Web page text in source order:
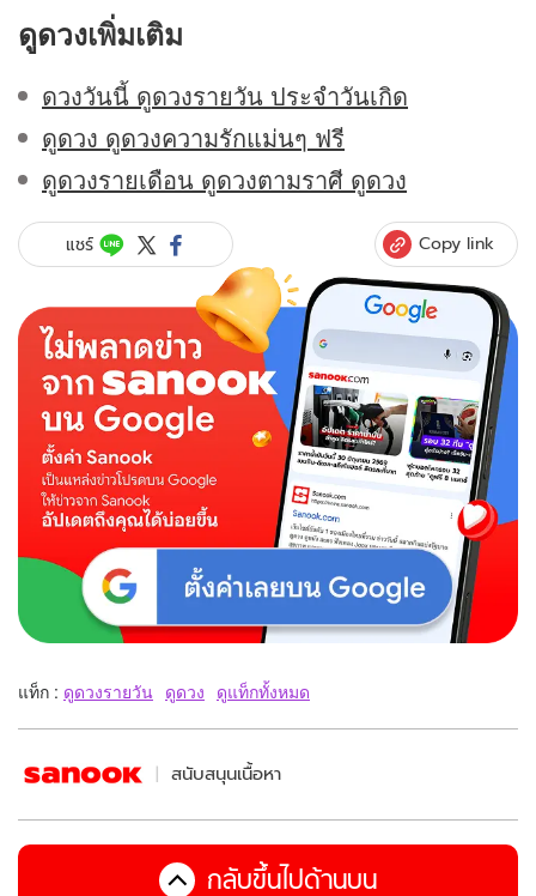
ดูดวงเพิ่มเติม
ดวงวันนี้ ดูดวงรายวัน ประจำวันเกิด
ดูดวง ดูดวงความรักแม่นๆ ฟรี
ดูดวงรายเดือน ดูดวงตามราศี ดูดวง
แชร์ Copy link
แท็ก : ดูดวงรายวัน ดูดวง ดูแท็กทั้งหมด
สนับสนุนเนื้อหา
กลับขึ้นไปด้านบน